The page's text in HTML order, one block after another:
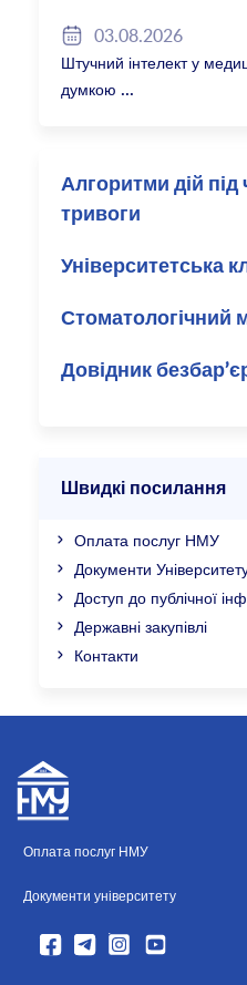
03.08.2026
Штучний інтелект у
думкою
Алгоритми дій під
тривоги
Університетська
Стоматологічний
Довідник
Швидкі посилання
Оплата послуг НМУ
Документи
Доступ до публічної
Державні закупівлі
Контакти
Оплата послуг НМУ
Документи університету